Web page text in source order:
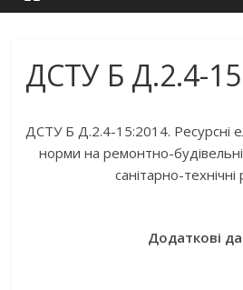
ДСТУ Б Д.2.4-
ДСТУ Б Д.2.4-15:2014. Ресурсні
норми на ремонтно-
санітарно-
Додаткові